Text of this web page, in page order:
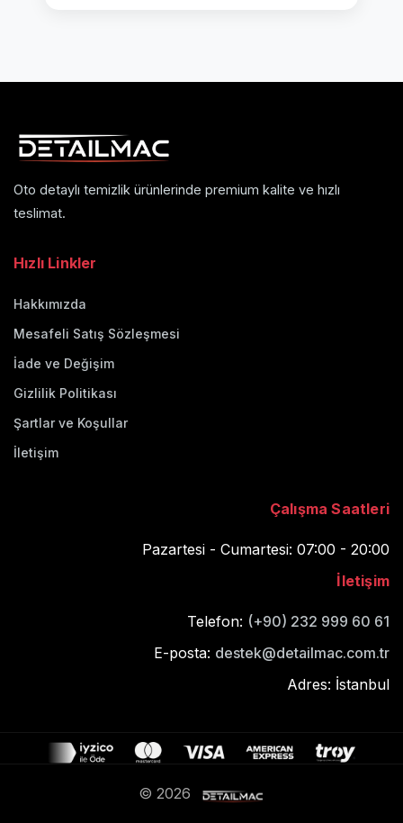
Oto detaylı temizlik ürünlerinde premium kalite ve hızlı
teslimat.
Hızlı Linkler
Hakkımızda
Mesafeli Satış Sözleşmesi
İade ve Değişim
Gizlilik Politikası
Şartlar ve Koşullar
İletişim
Çalışma Saatleri
Pazartesi - Cumartesi: 07:00 - 20:00
İletişim
Telefon: (+90) 232 999 60 61
E-posta: destek@detailmac.com.tr
Adres: İstanbul
© 2026